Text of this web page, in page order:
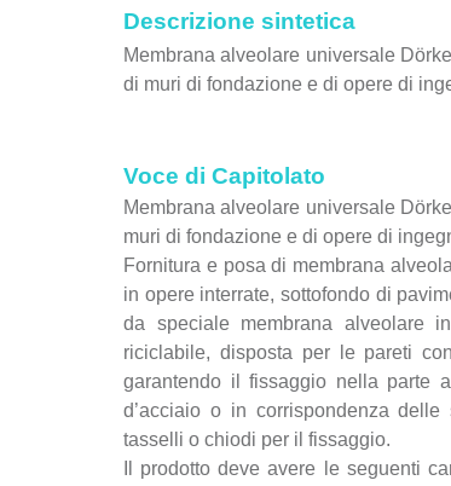
Descrizione sintetica
Membrana alveolare universale
di muri di fondazione e di opere di
Voce di Capitolato
Membrana alveolare universale
muri di fondazione e di opere di
Fornitura e posa di membrana
in opere interrate, sottofondo di
da speciale membrana alveolare
riciclabile, disposta per le pareti
garantendo il fissaggio nella parte
d’acciaio o in corrispondenza
tasselli o chiodi per il fissaggio.
Il prodotto deve avere le seguenti